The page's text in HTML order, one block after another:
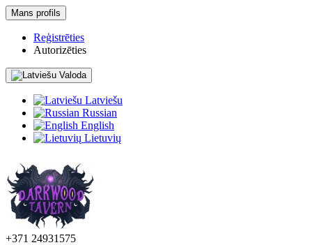
Mans profils
Reģistrēties
Autorizēties
Valoda
Latviešu
Russian
English
Lietuvių
+371 24931575